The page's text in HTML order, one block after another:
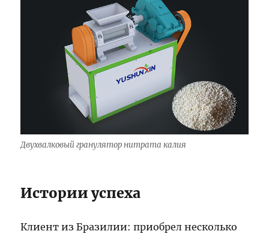
Двухвалковый гранулятор нитрата калия
Истории успеха
Клиент из Бразилии: приобрел несколько